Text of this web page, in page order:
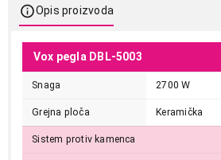
Opis proizvoda
Vox pegla DBL-5003
Snaga 2700 W
Grejna ploča Keramička
Sistem protiv kamenca